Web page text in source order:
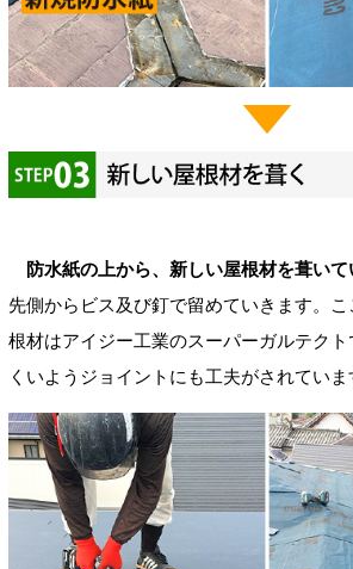
防水紙の上から、新しい屋根材を葺いて
先側からビス及び釘で留めていきます。
根材はアイジー工業のスーパーガルテク
くいようジョイントにも工夫がされていま